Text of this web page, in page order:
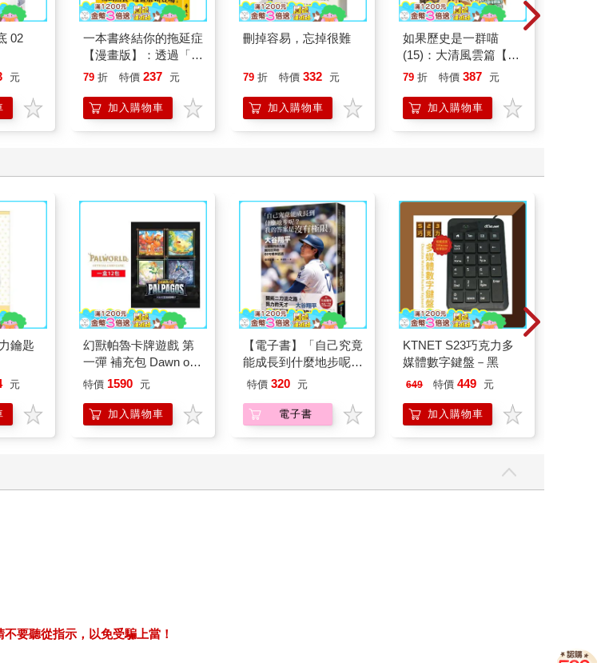
02
元
一本書終結你的拖延症
【漫畫版】：透過「小
行動」打開大腦的行動
「行動派」的37個科
學方法
79 折 特價 237 元
加入購物車
刪掉容易，忘掉很難
79 折 特價 332 元
加入購物車
如果歷史是一群喵
(15)：大清風雲篇【萌
貓漫畫學歷史】
79 折 特價 387 元
加入購物車
元
幻獸帕魯卡牌遊戲 第
一彈 補充包 Dawn of
Palpagos（日文版一
特價 1590 元
加入購物車
【電子書】「自己究竟
能成長到什麼地步呢？
我的答案是沒有極限」
特價 320 元
電子書
KTNET S23巧克力多
媒體數字鍵盤－黑
649 特價 449 元
加入購物車
要聽從指示，以免受騙上當！